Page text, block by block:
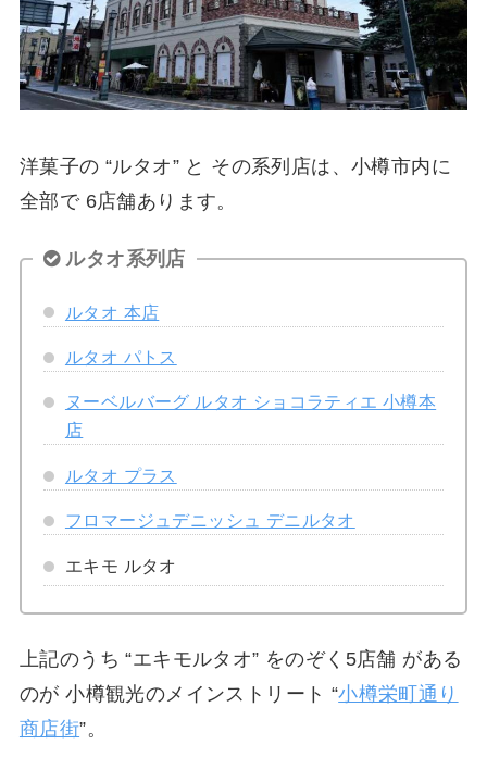
洋菓子の “ルタオ” と その系列店は、小樽市内に
全部で 6店舗あります。
ルタオ系列店
ルタオ 本店
ルタオ パトス
ヌーベルバーグ ルタオ ショコラティエ 小樽本
店
ルタオ プラス
フロマージュデニッシュ デニルタオ
エキモ ルタオ
上記のうち “エキモルタオ” をのぞく5店舗 がある
のが 小樽観光のメインストリート “小樽栄町通り
商店街”。